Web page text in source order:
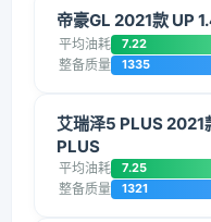
帝豪GL 2021款 UP
平均油耗 7.22
整备质量 1335
艾瑞泽5 PLUS 2021
PLUS
平均油耗 7.25
整备质量 1321